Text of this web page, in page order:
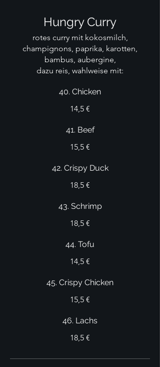
Hungry Curry
rotes curry mit kokosmilch,
champignons, paprika, karotten,
bambus, aubergine,
dazu reis, wahlweise mit:
40. Chicken
14,5 €
41. Beef
15,5 €
42. Crispy Duck
18,5 €
43. Schrimp
18,5 €
44. Tofu
14,5 €
45. Crispy Chicken
15,5 €
46. Lachs
18,5 €